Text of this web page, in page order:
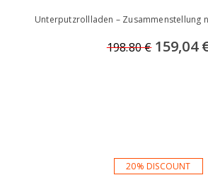
Unterputzrollladen – Zusammenstellung
198.80 € 159,04
20% DISCOUNT